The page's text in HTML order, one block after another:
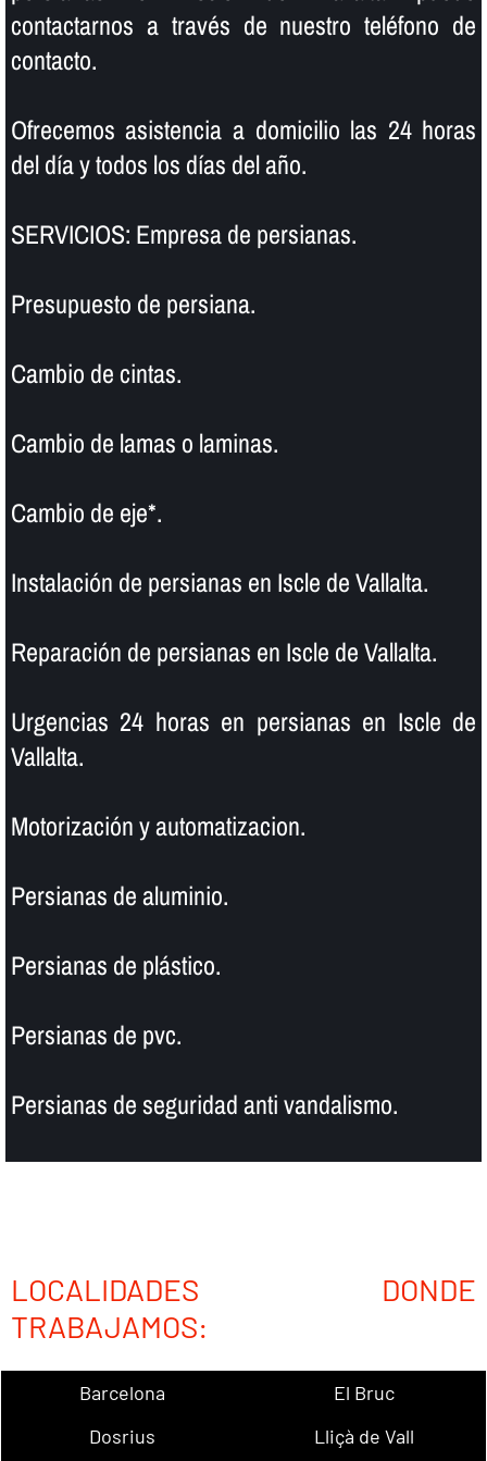
contactarnos a través de nuestro teléfono de
contacto.
Ofrecemos asistencia a domicilio las 24 horas
del dí­a y todos los dí­as del año.
SERVICIOS: Empresa de persianas.
Presupuesto de persiana.
Cambio de cintas.
Cambio de lamas o laminas.
Cambio de eje*.
Instalación de persianas en Iscle de Vallalta.
Reparación de persianas en Iscle de Vallalta.
Urgencias 24 horas en persianas en Iscle de
Vallalta.
Motorización y automatizacion.
Persianas de aluminio.
Persianas de plástico.
Persianas de pvc.
Persianas de seguridad anti vandalismo.
LOCALIDADES DONDE
TRABAJAMOS:
Barcelona
El Bruc
Dosrius
Lliçà de Vall